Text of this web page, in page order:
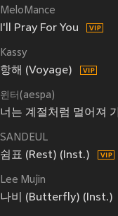
MeloMance
I'll Pray For You
Kassy
항해 (Voyage)
윈터(aespa)
너는 계절처럼 멀어져
SANDEUL
쉼표 (Rest) (Inst.)
Lee Mujin
나비 (Butterfly) (Inst.)